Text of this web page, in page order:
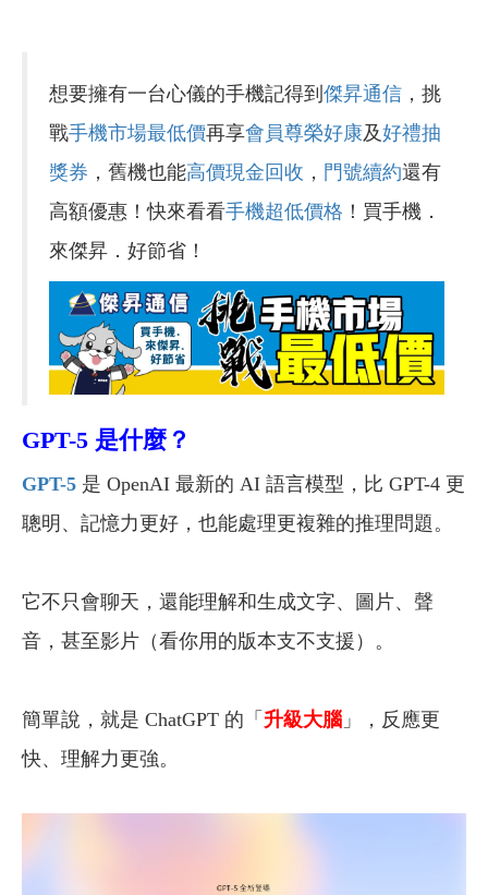
想要擁有一台心儀的手機記得到 傑昇通信 ，挑
戰手機市場最低價再享會員尊榮好康及好禮抽
獎券 ，舊機也能高價現金回收 ， 門號續約還有
高額優惠！快來看看手機超低價格 ！買手機．
來傑昇．好節省！
GPT-5 是什麼？
GPT-5 是 OpenAI 最新的 AI 語言模型，比 GPT-4 更
聰明、記憶力更好，也能處理更複雜的推理問題。
它不只會聊天，還能理解和生成文字、圖片、聲
音，甚至影片（看你用的版本支不支援）。
簡單說，就是 ChatGPT 的「 升級大腦 」，反應更
快、理解力更強。